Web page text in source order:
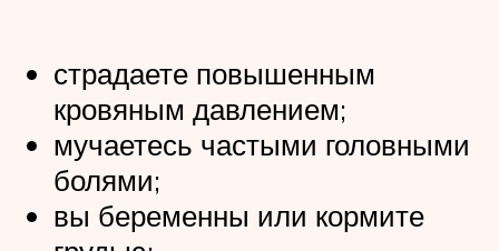
страдаете повышенным
кровяным давлением;
мучаетесь частыми головными
болями;
вы беременны или кормите